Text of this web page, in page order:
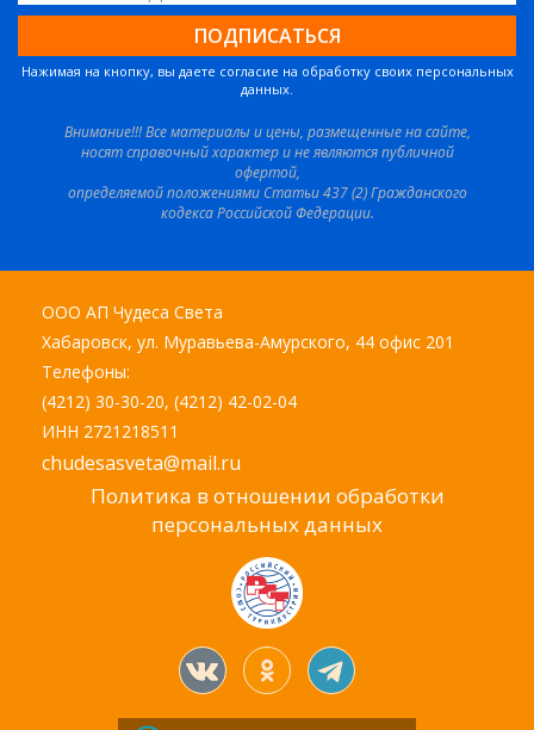
Нажимая на кнопку, вы даете согласие на обработку своих персональных
данных.
Внимание!!! Все материалы и цены, размещенные на сайте,
носят справочный характер и не являются публичной
офертой,
определяемой положениями Статьи 437 (2) Гражданского
кодекса Российской Федерации.
ООО АП Чудеса Света
Хабаровск, ул. Муравьева-Амурского, 44 офис 201
Телефоны:
(4212) 30-30-20, (4212) 42-02-04
ИНН 2721218511
chudesasveta@mail.ru
Политика в отношении обработки
персональных данных